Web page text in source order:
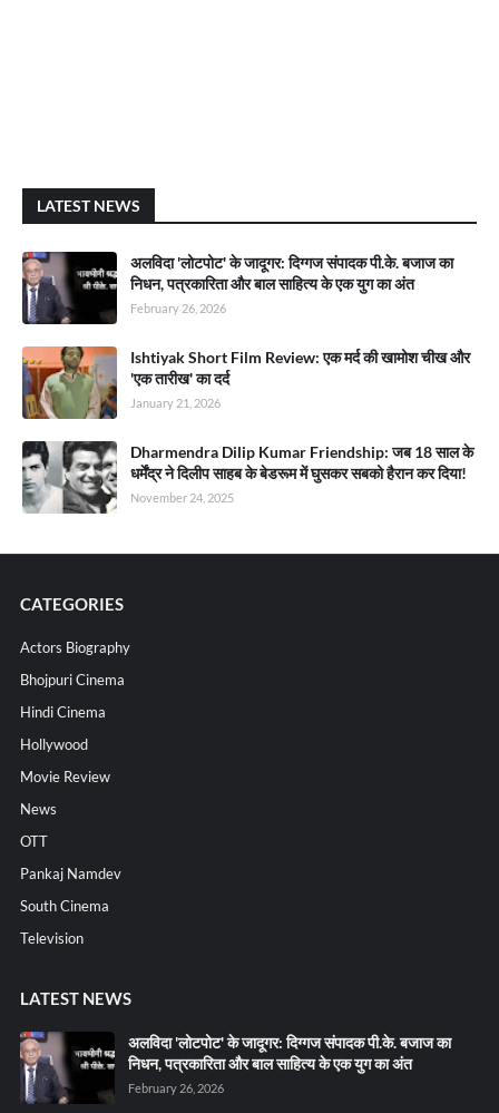
LATEST NEWS
अलविदा 'लोटपोट' के जादूगर: दिग्गज संपादक पी.के. बजाज का
निधन, पत्रकारिता और बाल साहित्य के एक युग का अंत
February 26, 2026
Ishtiyak Short Film Review: एक मर्द की खामोश चीख और
'एक तारीख' का दर्द
January 21, 2026
Dharmendra Dilip Kumar Friendship: जब 18 साल के
धर्मेंद्र ने दिलीप साहब के बेडरूम में घुसकर सबको हैरान कर दिया!
November 24, 2025
CATEGORIES
Actors Biography
Bhojpuri Cinema
Hindi Cinema
Hollywood
Movie Review
News
OTT
Pankaj Namdev
South Cinema
Television
LATEST NEWS
अलविदा 'लोटपोट' के जादूगर: दिग्गज संपादक पी.के. बजाज का
निधन, पत्रकारिता और बाल साहित्य के एक युग का अंत
February 26, 2026